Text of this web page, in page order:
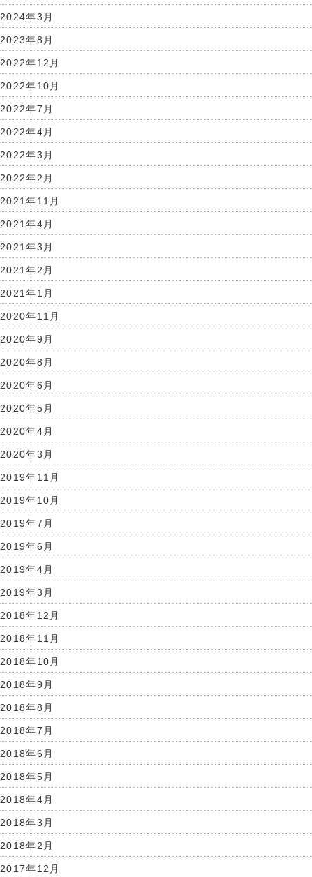
2024年3月
2023年8月
2022年12月
2022年10月
2022年7月
2022年4月
2022年3月
2022年2月
2021年11月
2021年4月
2021年3月
2021年2月
2021年1月
2020年11月
2020年9月
2020年8月
2020年6月
2020年5月
2020年4月
2020年3月
2019年11月
2019年10月
2019年7月
2019年6月
2019年4月
2019年3月
2018年12月
2018年11月
2018年10月
2018年9月
2018年8月
2018年7月
2018年6月
2018年5月
2018年4月
2018年3月
2018年2月
2017年12月